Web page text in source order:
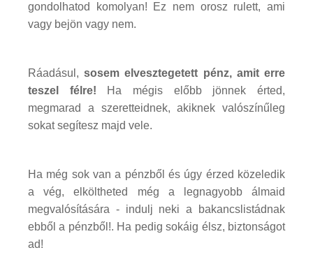
gondolhatod komolyan! Ez nem orosz rulett, ami
vagy bejön vagy nem.
Ráadásul,sosem elvesztegetett pénz, amit erre
teszel félre! Ha mégis előbb jönnek érted,
megmarad a szeretteidnek, akiknek valószínűleg
sokat segítesz majd vele.
Ha még sok van a pénzből és úgy érzed közeledik
a vég, elköltheted még a legnagyobb álmaid
megvalósítására - indulj neki a bakancslistádnak
ebből a pénzből!. Ha pedig sokáig élsz, biztonságot
ad!